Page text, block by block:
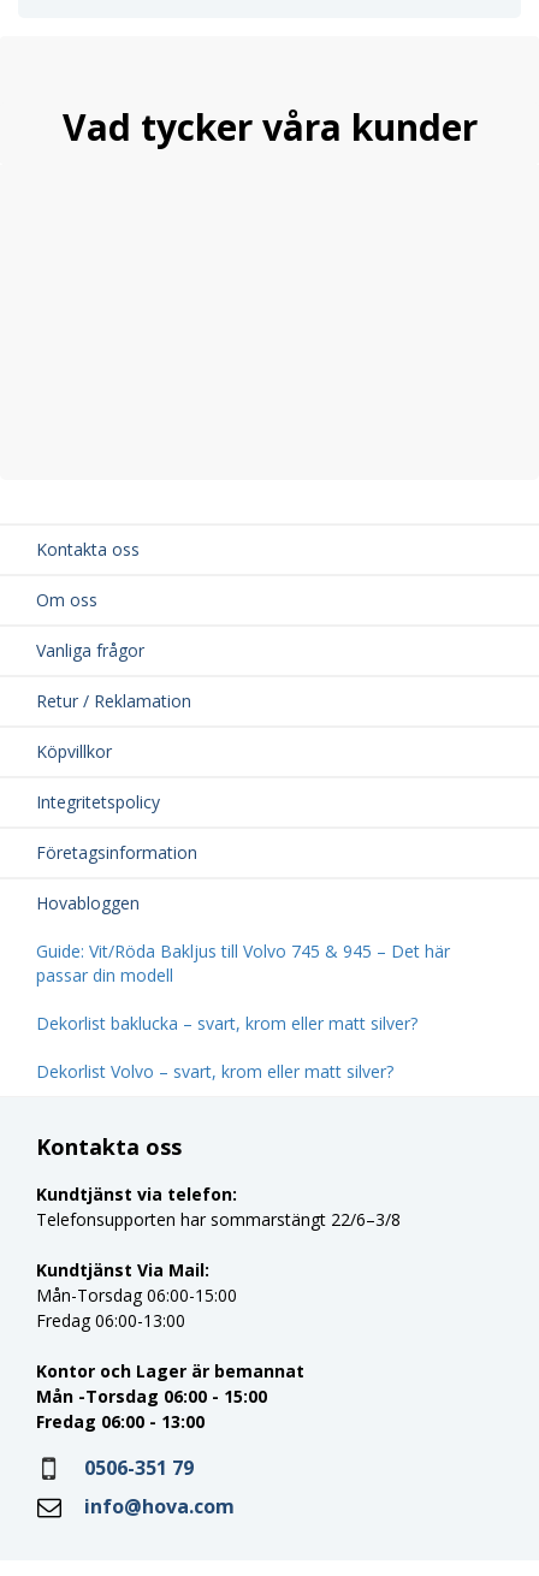
Vad tycker våra kunder
Kontakta oss
Om oss
Vanliga frågor
Retur / Reklamation
Köpvillkor
Integritetspolicy
Företagsinformation
Hovabloggen
Guide: Vit/Röda Bakljus till Volvo 745 & 945 – Det här
passar din modell
Dekorlist baklucka – svart, krom eller matt silver?
Dekorlist Volvo – svart, krom eller matt silver?
Kontakta oss
Kundtjänst via telefon:
Telefonsupporten har sommarstängt 22/6–3/8
Kundtjänst Via Mail:
Mån-Torsdag 06:00-15:00
Fredag 06:00-13:00
Kontor och Lager är bemannat
Mån -Torsdag 06:00 - 15:00
Fredag 06:00 - 13:00
0506-351 79
info@hova.com